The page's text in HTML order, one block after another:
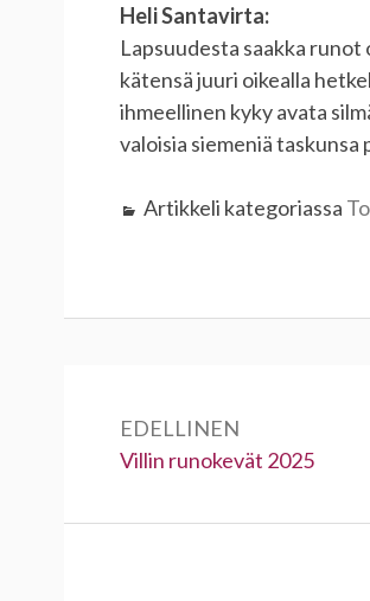
Heli Santavirta:
Lapsuudesta saakka
kätensä juuri oikealla
ihmeellinen kyky avata
valoisia siemeniä
Artikkeli kategoriassa
selaus
EDELLINEN
Edellinen:
Villin runokevät 2025